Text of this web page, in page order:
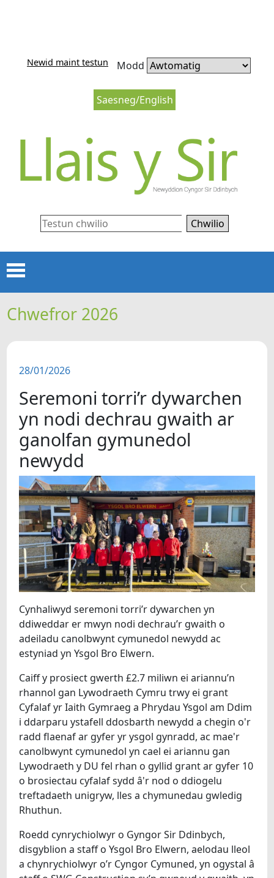
Saesneg/English
Newid maint testun Modd
Chwilio
CARTREF
ERTHYGLAU
CIPOLWG
A WYDDOCH CHI?
FIDEOS
Chwefror 2026
28/01/2026
Seremoni torri’r dywarchen
yn nodi dechrau gwaith ar
ganolfan gymunedol
newydd
Cynhaliwyd seremoni torri’r dywarchen yn
ddiweddar er mwyn nodi dechrau’r gwaith o
adeiladu canolbwynt cymunedol newydd ac
estyniad yn Ysgol Bro Elwern.
Caiff y prosiect gwerth £2.7 miliwn ei ariannu’n
rhannol gan Lywodraeth Cymru trwy ei grant
Cyfalaf yr Iaith Gymraeg a Phrydau Ysgol am Ddim
i ddarparu ystafell ddosbarth newydd a chegin o'r
radd flaenaf ar gyfer yr ysgol gynradd, ac mae'r
canolbwynt cymunedol yn cael ei ariannu gan
Lywodraeth y DU fel rhan o gyllid grant ar gyfer 10
o brosiectau cyfalaf sydd â'r nod o ddiogelu
treftadaeth unigryw, lles a chymunedau gwledig
Rhuthun.
Roedd cynrychiolwyr o Gyngor Sir Ddinbych,
disgyblion a staff o Ysgol Bro Elwern, aelodau lleol
a chynrychiolwyr o’r Cyngor Cymuned, yn ogystal â